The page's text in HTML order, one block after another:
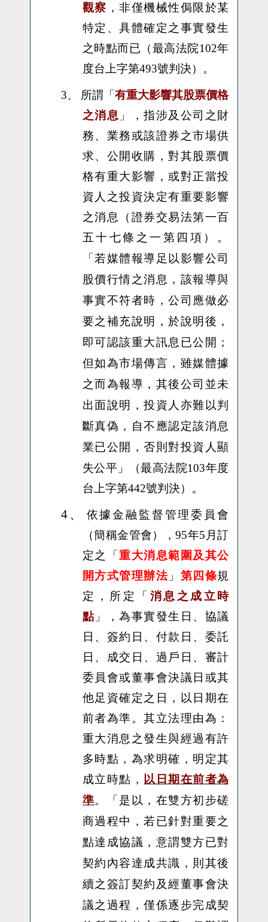
觀察 ，非僅機械性侷限於某
特定、具體確定之事實發生
之時點而已（最高法院102年
度台上字第493號判決）。
3、 所謂「 有重大影響其股票價格
之消息 」，指涉及公司之財
務、業務或該證券之市場供
求、公開收購，對其股票價
格有重大影響，或對正當投
資人之投資決定有重要影響
之消息（證券交易法第一百
五十七條之一第四項）。
「 若媒體報導足以影響公司
股價行情之消息，該報導與
事實不符者時，公司應做必
要之補充說明，於說明後，
即可認該重大訊息已公開；
但如為市場傳言，雖媒體據
之而為報導，其後公司並未
出面說明，投資人亦難以判
斷真偽，自不應認定該消息
業已公開，否則對投資人顯
失公平 」
（最高法院103年度
台上字第442號判決）
。
4、
依據金融監督管理委員會
（簡稱金管會），95年5 月訂
定之「重大消息範圍及其公
開方式管理辦法 」 第四條規
定，所定「 消息之成立時
點 」，為事實發生日、協議
日、簽約日、付款日、委託
日、成交日、過戶日、審計
委員會或董事會決議日或其
他足資確定之日，以日期在
前者為準。其立法理由為：
重大消息之發生與經過有許
多時點，為求明確，明定其
成立時點，
以日期在前者為
準。「 是以，在雙方初步磋
商過程中，若已針對重要之
點達成協議，意謂雙方已對
契約內容達成共識，則其後
續之簽訂契約及經董事會決
議之過程，僅係逐步完成契